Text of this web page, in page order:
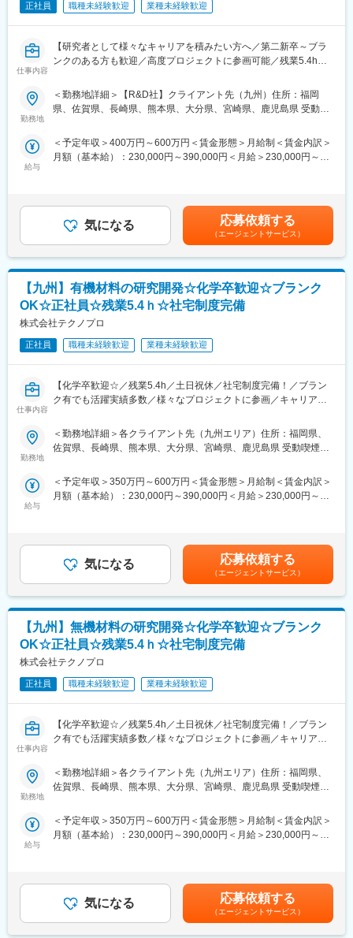
的研究機関等多岐に渡ります。
■キャリアパス
ての人生」を一緒に考え、一人ひとりの想いに徹底的に寄り添う
姿勢こそが、テクノプロ・R&D社の強みです。
当社独自のキャリアデザインアドバイザーが研究領域の希望や適
性を丁寧にヒアリングしながらご担当いただくプロジェクトを選
チャレンジしたいなど、希望を考慮しながら長期就業のサポート
をしています。
■研修制度・就業環境
入社後は基本的に常駐先での研修（OJT）を想定しております。
当社の研究者の約8割は修士以上となっており、常駐先でも高度な
サポートを受けられます。
他にも、動画で受けられる機器分析や、IT研修、ビジネス研修と
多種多様な研修をご用意しております。
ご安心ください。
変更の範囲：会社の定める業務
正社員 職種未経験歓迎 業種未経験歓迎
仕事内容
【研究者として様々なキャリアを積みたい方へ／第二新卒～ブラ
ンクのある方も歓迎／高度プロジェクトに参画可能／残業5.4h以
宅制度完備】
で常駐頂きます。
当社は大手化学メーカーから大学、公的研究機関と幅広く取引を
【プロジェクト実績】
・有機合成及び分析業務
・高分子、無機材料などの複合材料開発
・再生可能エネルギーや次世代電池の研究開発
・半導体、電子部品の試作、評価業務
・マテリアルズ・インフォマティクス（MI）を使った素材・商品
開発
※プロジェクト先は大手メーカーを含む民間企業を始め、大学、公
的研究機関等多岐に渡ります。
■キャリアパス
ての人生」を一緒に考え、一人ひとりの想いに徹底的に寄り添う
姿勢こそが、テクノプロ・R&D社の強みです。
当社独自のキャリアデザインアドバイザーが研究領域の希望や適
性を丁寧にヒアリングしながらご担当いただくプロジェクトを選
チャレンジしたいなど、希望を考慮しながら長期就業のサポート
をしています。
■研修制度・就業環境
入社後は基本的に常駐先での研修（OJT）を想定しております。
当社の研究者の約8割は修士以上となっており、常駐先でも高度な
サポートを受けられます。
他にも、動画で受けられる機器分析や、IT研修、ビジネス研修と
多種多様な研修をご用意しております。
ご安心ください。
変更の範囲：会社の定める業務
勤務地
＜勤務地詳細＞【R&D社】クライアント先（九州）住所：福岡
県、佐賀県、長崎県、熊本県、大分県、宮崎県、鹿児島県 受動喫
給与
＜予定年収＞400万円～600万円＜賃金形態＞月給制＜賃金内訳＞
月額（基本給）：230,000円～390,000円＜月給＞230,000円～
はあくまでも目安の金額であり、選考を通じて上下する可能性が
あります。月給(月額)は固定手当を含めた表記です。
気になる 応募依頼する
（エージェントサービス）
【九州】有機材料の研究開発☆化学卒歓迎☆ブランク
OK☆正社員☆残業5.4ｈ☆社宅制度完備
株式会社テクノプロ
正社員 職種未経験歓迎 業種未経験歓迎
仕事内容
【化学卒歓迎☆／残業5.4h／土日祝休／社宅制度完備！／ブラン
ク有でも活躍実績多数／様々なプロジェクトに参画／キャリア支
■業務概要【変更の範囲：会社の定める業務】
働くことが可能です。
【プロジェクト実績】
・医療用機器の開発業務 等
※プロジェクト先は大手メーカーを含む民間企業を始め、大学、公
的研究機関等多岐に渡ります。
※状況によって上記プロジェクト以外にアサインとなることがござ
います。
■株式会社テクノプロの魅力：
当社は業界大手テクノプロの化学・バイオ分野に特化した社内カ
ンパニーです。民間企業、大学、公的研究機関等に対し人材提案
（1）充実した 研修・サポート制度
学教員）による実践形式の研修もございます。
在職中の学位取得を支援する「社会人博士制度」もございます。
全社平均残業5.4時間、土日祝休の働き方で、仕事・プライベート
を両立させやすい環境です。
入社後は経験と希望に考慮してプロジェクト先の研究開発員とし
て就業いただきます。プロジェクトは数年ごとに変わるため、
様々な研究分野に関わることが可能です。また、同じプロジェク
トに長期に携わる社員もいます。将来的にはプロジェクト先での
勤務地
＜勤務地詳細＞各クライアント先（九州エリア）住所：福岡県、
佐賀県、長崎県、熊本県、大分県、宮崎県、鹿児島県 受動喫煙対
給与
＜予定年収＞350万円～600万円＜賃金形態＞月給制＜賃金内訳＞
月額（基本給）：230,000円～390,000円＜月給＞230,000円～
はあくまでも目安の金額であり、選考を通じて上下する可能性が
あります。月給(月額)は固定手当を含めた表記です。
気になる 応募依頼する
（エージェントサービス）
【九州】無機材料の研究開発☆化学卒歓迎☆ブランク
OK☆正社員☆残業5.4ｈ☆社宅制度完備
株式会社テクノプロ
正社員 職種未経験歓迎 業種未経験歓迎
仕事内容
【化学卒歓迎☆／残業5.4h／土日祝休／社宅制度完備！／ブラン
ク有でも活躍実績多数／様々なプロジェクトに参画／キャリア支
■業務概要【変更の範囲：会社の定める業務】
働くことが可能です。
【プロジェクト実績】
※プロジェクト先は大手メーカーを含む民間企業を始め、大学、公
的研究機関等多岐に渡ります。
勤務地
＜勤務地詳細＞各クライアント先（九州エリア）住所：福岡県、
佐賀県、長崎県、熊本県、大分県、宮崎県、鹿児島県 受動喫煙対
給与
＜予定年収＞350万円～600万円＜賃金形態＞月給制＜賃金内訳＞
月額（基本給）：230,000円～390,000円＜月給＞230,000円～
はあくまでも目安の金額であり、選考を通じて上下する可能性が
あります。月給(月額)は固定手当を含めた表記です。
気になる 応募依頼する
（エージェントサービス）